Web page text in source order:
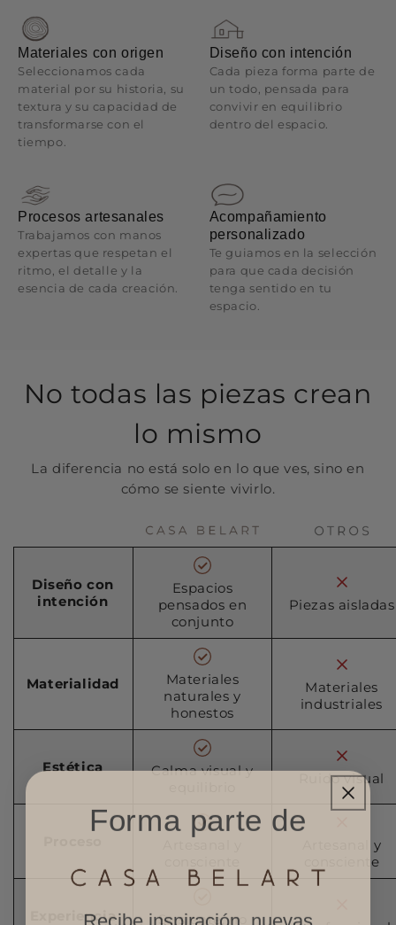
Materiales con origen
Seleccionamos cada
material por su historia, su
textura y su capacidad de
transformarse con el
tiempo.
Diseño con intención
Cada pieza forma parte de
un todo, pensada para
convivir en equilibrio
dentro del espacio.
Procesos artesanales
Trabajamos con manos
expertas que respetan el
ritmo, el detalle y la
esencia de cada creación.
Acompañamiento
personalizado
Te guiamos en la selección
para que cada decisión
tenga sentido en tu
espacio.
No todas las piezas crean
lo mismo
La diferencia no está solo en lo que ves, sino en
cómo se siente vivirlo.
Diseño con
intención
Espacios
pensados en
conjunto
Piezas aisladas
Materialidad
Materiales
naturales y
honestos
Materiales
industriales
Estética
Calma visual y
Ruido visual
Artesanal y
consciente
Experiencia Se siente, no
Forma parte de
Recibe inspiración, nuevas